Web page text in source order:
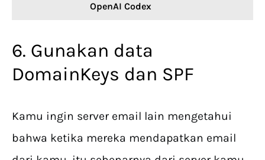
OpenAI Codex
6. Gunakan data
DomainKeys dan SPF
Kamu ingin server email lain mengetahui
bahwa ketika mereka mendapatkan email